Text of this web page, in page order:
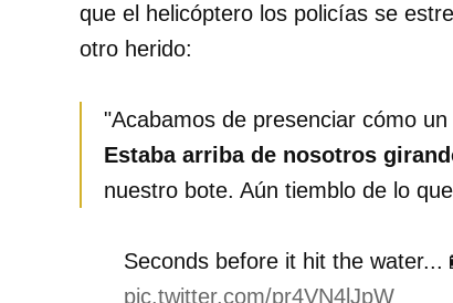
que el helicóptero los policías se
otro herido:
"Acabamos de presenciar cómo
Estaba arriba de nosotros
nuestro bote. Aún tiemblo de lo
Seconds before it hit the water...
pic.twitter.com/pr4VN4lJpW